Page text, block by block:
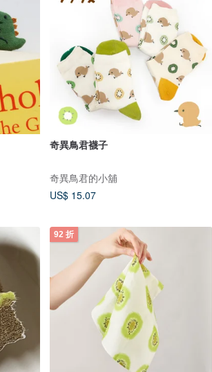
奇異鳥君襪子
奇異鳥君的小舖
US$ 15.07
92 折